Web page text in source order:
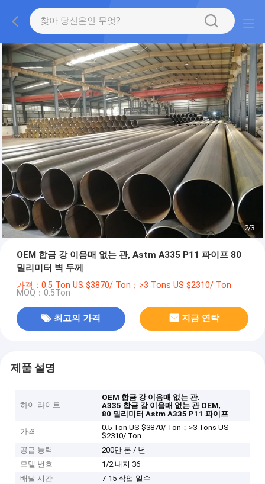
2/3
OEM 합금 강 이음매 없는 관, Astm A335 P11 파이프 80
밀리미터 벽 두께
가격：0.5 Ton US $3870/ Ton；>3 Tons US $2310/ Ton
MOQ：0.5Ton
최고의 가격 지금 연락
제품 설명
하이 라이트
OEM 합금 강 이음매 없는 관,
A335 합금 강 이음매 없는 관 OEM,
80 밀리미터 Astm A335 P11 파이프
가격
0.5 Ton US $3870/ Ton；>3 Tons US
$2310/ Ton
공급 능력
200만 톤 / 년
모델 번호
1/2 내지 36
배달 시간
7-15 작업 일수